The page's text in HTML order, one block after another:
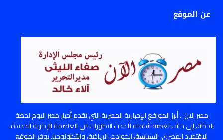
عن الموقع
مصر الان .. أبرز المواقع الإخبارية المصرية التي تقدم أخبار مصر اليوم لحظة
بلحظة، إلى جانب تغطية شاملة لأحدث التطورات في العاصمة الإدارية الجديدة،
الاقتصاد المصري، السياسة، الحوادث، الرياضة، والتكنولوجيا. يوفر الموقع